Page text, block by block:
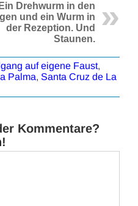
Ein Drehwurm in den
und ein Wurm in
der Rezeption. Und
Staunen.
auf eigene Faust,
Palma, Santa Cruz de La
Kommentare?